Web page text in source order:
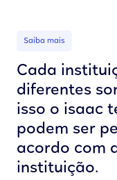
Saiba mais
Cada
diferentes
isso o isaac
podem ser
acordo com
instituição.